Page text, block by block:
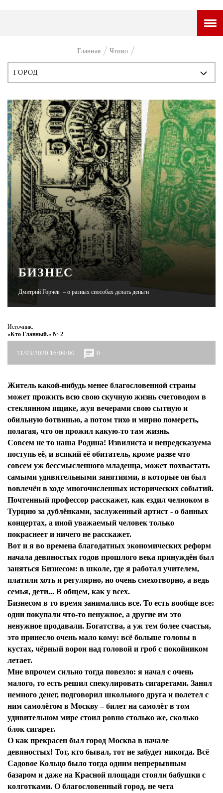
ГОРОДСКОЙ ПОРТАЛ
ПРЕМЬЕРА
ТАМ И ТУТ
СТИЛЬ ЖИЗНИ
ХАЙП
ЧЕЛОВЕК ОСОБЕННЫЙ
КУЛЬТ ЕДЫ
АФИША
ЖУРНАЛ
Главная Чтиво
ИСТОРИЯ
ПЕРСОНЫ
СТИЛЬ
ГОРОД
ЧТИВО
БИЗНЕС
Дмитрий Горчев – о разных способах делать деньги
Источник:
«Кто Главный.» № 2
11/03/2020 16:09:00 0
Житель какой-нибудь менее благословенной страны
может прожить всю свою скучную жизнь счетоводом в
стеклянном ящике, жуя вечерами свою сытную и
обильную ботвинью, а потом тихо и мирно помереть,
полагая, что он прожил какую-то там жизнь.
Совсем не то наша Родина! Извилиста и непредсказуема
поступь её, и всякий её обитатель, кроме разве что
совсем уж бессмысленного младенца, может похвастать
самыми удивительными занятиями, в которые он был
вовлечён в ходе многочисленных исторических событий.
Почтенный профессор расскажет, как ездил челноком в
Турцию за дублёнками, заслуженный артист - о банных
концертах, а иной уважаемый человек только
покраснеет и ничего не расскажет.
Вот и я во времена благодатных экономических реформ
начала девяностых годов прошлого века принуждён был
заняться Бизнесом: в школе, где я работал учителем,
платили хоть и регулярно, но очень смехотворно, а ведь
семья, дети... В общем, как у всех.
Бизнесом в то время занимались все. То есть вообще все:
одни покупали что-то ненужное, а другие им это
ненужное продавали. Богатства, а уж тем более счастья,
это принесло очень мало кому: всё больше головы в
кустах, чёрный ворон над головой и гроб с покойником
летает.
Мне впрочем сильно тогда повезло: я начал с очень
малого, то есть решил спекулировать сигаретами. Занял
немного денег, подговорил школьного друга и полетел с
ним самолётом в Москву – билет на самолёт в том
удивительном мире стоил ровно столько же, сколько
блок сигарет.
О как прекрасен был город Москва в начале
девяностых! Тот, кто бывал, тот не забудет никогда. Всё
Садовое Кольцо было тогда одним непрерывным
базаром и даже на Красной площади стояли бабушки с
колготками. О благословенный город, не чета